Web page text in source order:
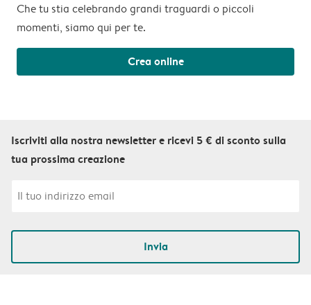
Che tu stia celebrando grandi traguardi o piccoli
momenti, siamo qui per te.
Crea online
Iscriviti alla nostra newsletter e ricevi 5 € di sconto sulla
tua prossima creazione
Invia